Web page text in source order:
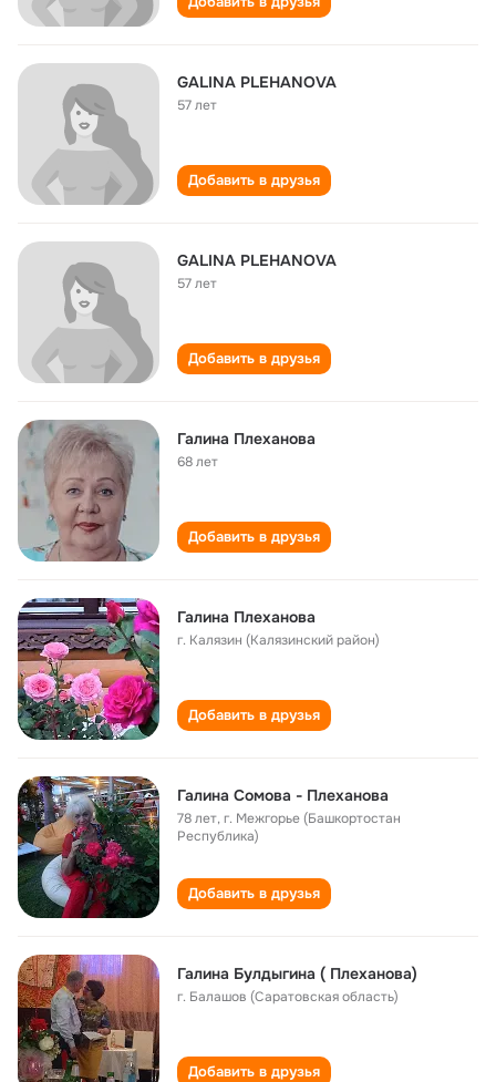
GALINA PLEHANOVA
57 лет
Добавить в друзья
GALINA PLEHANOVA
57 лет
Добавить в друзья
Галина Плеханова
68 лет
Добавить в друзья
Галина Плеханова
г. Калязин (Калязинский район)
Добавить в друзья
Галина Сомова - Плеханова
78 лет,г. Межгорье (Башкортостан
Республика)
Добавить в друзья
Галина Булдыгина ( Плеханова)
г. Балашов (Саратовская область)
Добавить в друзья